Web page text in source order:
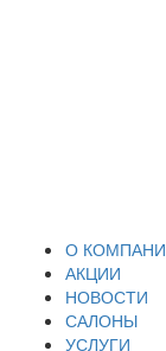
О
АКЦИИ
НОВОСТИ
САЛОНЫ
УСЛУГИ